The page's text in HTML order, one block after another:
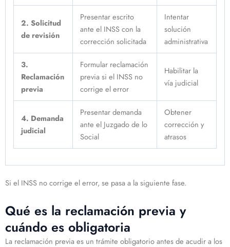
2. Solicitud
de revisión
Presentar escrito
ante el INSS con la
corrección solicitada
Intentar
solución
administrativa
3.
Reclamación
previa
Formular reclamación
previa si el INSS no
corrige el error
Habilitar la
vía judicial
4. Demanda
judicial
Presentar demanda
ante el Juzgado de lo
Social
Obtener
corrección y
atrasos
Si el INSS no corrige el error, se pasa a la siguiente fase.
Qué es la reclamación previa y
cuándo es obligatoria
La reclamación previa es un trámite obligatorio antes de acudir a los